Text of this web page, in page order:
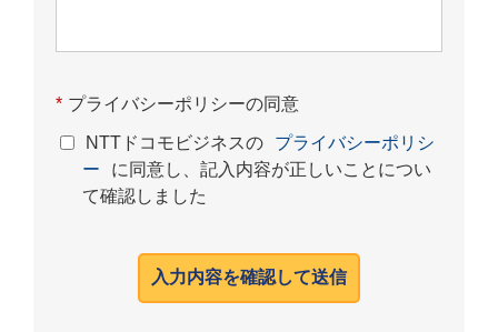
* プライバシーポリシーの同意
NTTドコモビジネスの
プライバシーポリシ
ー
に同意し、記入内容が正しいことについ
て確認しました
入力内容を確認して送信